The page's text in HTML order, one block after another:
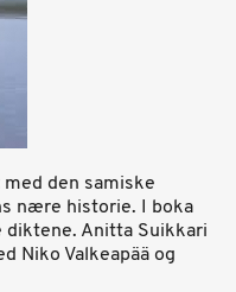
den samiske
nære historie. I boka
diktene. Anitta Suikkari
Niko Valkeapää og